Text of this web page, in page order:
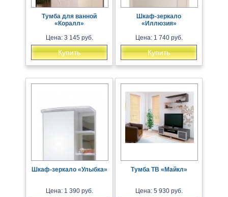
Тумба для ванной
«Коралл»
Цена: 3 145 руб.
Купить
Шкаф-зеркало
«Иллюзия»
Цена: 1 740 руб.
Купить
Шкаф-зеркало «Улыбка»
Цена: 1 390 руб.
Тумба ТВ «Майкл»
Цена: 5 930 руб.